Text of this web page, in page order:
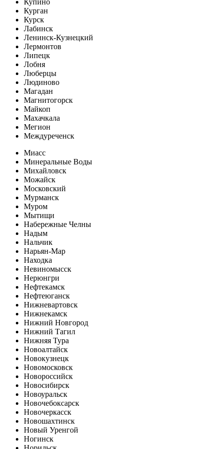
Курган
Курск
Лабинск
Ленинск-Кузнецкий
Лермонтов
Липецк
Лобня
Люберцы
Людиново
Магадан
Магнитогорск
Майкоп
Махачкала
Мегион
Междуреченск
Миасс
Минеральные Воды
Михайловск
Можайск
Московский
Мурманск
Муром
Мытищи
Набережные Челны
Надым
Нальчик
Нарьян-Мар
Находка
Невиномысск
Нерюнгри
Нефтекамск
Нефтеюганск
Нижневартовск
Нижнекамск
Нижний Новгород
Нижний Тагил
Нижняя Тура
Новоалтайск
Новокузнецк
Новомосковск
Новороссийск
Новосибирск
Новоуральск
Новочебоксарск
Новочеркасск
Новошахтинск
Новый Уренгой
Ногинск